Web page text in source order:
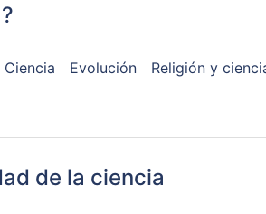
Ciencia Evolución Religión y
de la ciencia